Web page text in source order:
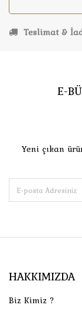
Teslimat &
E-
Yeni çıkan
HAKKIMIZDA
Biz Kimiz ?